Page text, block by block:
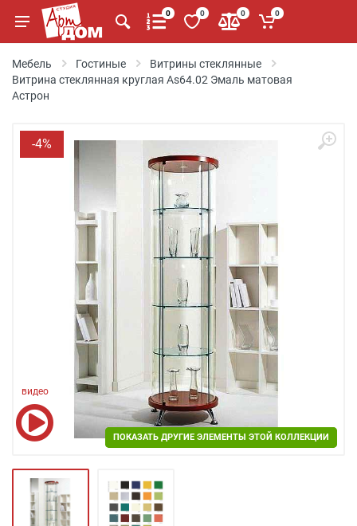
0 0 0 0
Мебель Гостиные
Витрины стеклянные
Витрина стеклянная круглая As64.02 Эмаль матовая
Астрон
-4%
видео
ПОКАЗАТЬ ДРУГИЕ ЭЛЕМЕНТЫ ЭТОЙ КОЛЛЕКЦИИ
ПОКАЗАТЬ ДРУГИЕ ЭЛЕМЕНТЫ ЭТОЙ КОЛЛЕКЦИИ